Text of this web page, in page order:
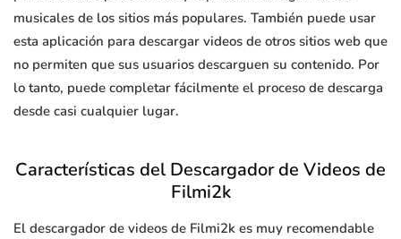
musicales de los sitios más populares. También puede usar
esta aplicación para descargar videos de otros sitios web que
no permiten que sus usuarios descarguen su contenido. Por
lo tanto, puede completar fácilmente el proceso de descarga
desde casi cualquier lugar.
Características del Descargador de Videos de
Filmi2k
El descargador de videos de Filmi2k es muy recomendable